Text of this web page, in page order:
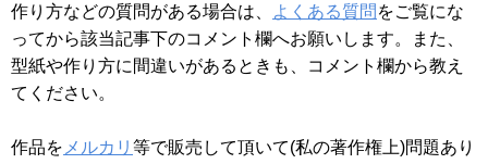
作り方などの質問がある場合は、 よくある質問をご覧にな
ってから該当記事下のコメント欄へお願いします。また、
型紙や作り方に間違いがあるときも、コメント欄から教え
てください。
作品を メルカリ 等で販売して頂いて(私の著作権上)問題あり